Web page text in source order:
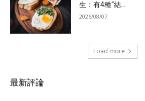
生：有4種“結...
2026/08/07
Load more
最新評論